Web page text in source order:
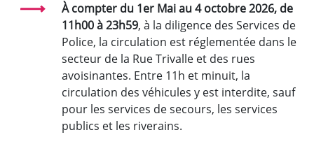
À compter du 1er Mai au 4 octobre 2026, de
11h00 à 23h59, à la diligence des Services de
Police, la circulation est réglementée dans le
secteur de la Rue Trivalle et des rues
avoisinantes. Entre 11h et minuit, la
circulation des véhicules y est interdite, sauf
pour les services de secours, les services
publics et les riverains.